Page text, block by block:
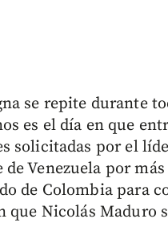
se repite durante
es el día en que
solicitadas por el
Venezuela por
de Colombia para
que Nicolás Maduro